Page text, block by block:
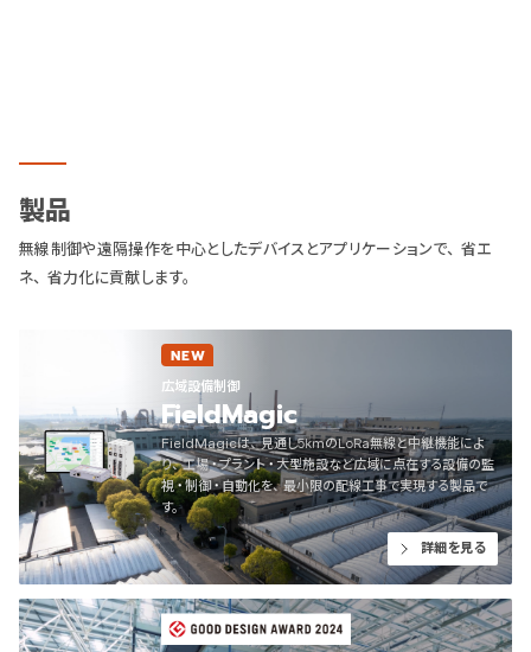
製品
無線制御や遠隔操作を中心としたデバイスとアプリケーションで、省エ
ネ、省力化に貢献します。
NEW
広域設備制御
FieldMagic
FieldMagicは、見通し5kmのLoRa無線と中継機能によ
り、工場・プラント・大型施設など広域に点在する設備の監
視・制御・自動化を、最小限の配線工事で実現する製品で
す。
詳細を見る